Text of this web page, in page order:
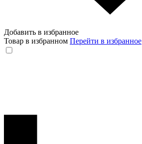
Добавить в избранное
Товар в избранном Перейти в избранное